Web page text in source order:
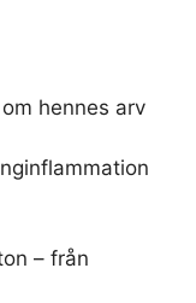
hennes arv
– från